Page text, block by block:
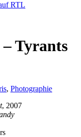
RTL
Tyrants
, Photographie
, 2007